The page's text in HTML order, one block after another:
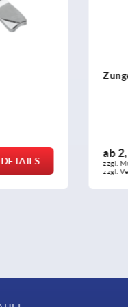
DETAILS